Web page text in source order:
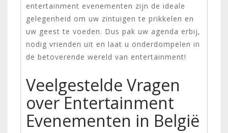
entertainment evenementen zijn de ideale
gelegenheid om uw zintuigen te prikkelen en
uw geest te voeden. Dus pak uw agenda erbij,
nodig vrienden uit en laat u onderdompelen in
de betoverende wereld van entertainment!
Veelgestelde Vragen
over Entertainment
Evenementen in België